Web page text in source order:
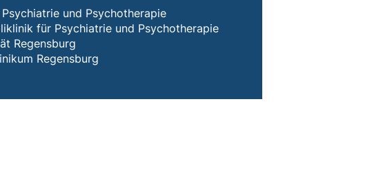
und Psychotherapie
für Psychiatrie und Psychotherapie
Regensburg
Regensburg